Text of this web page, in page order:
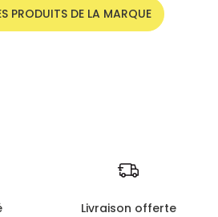
PRODUITS DE LA MARQUE
Livraison offerte